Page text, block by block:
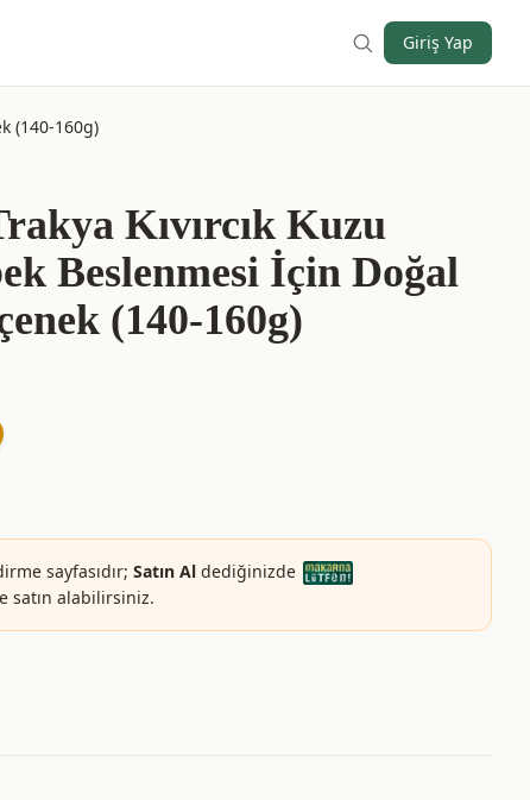
Giriş Yap
(140-160g)
Kıvırcık Kuzu
Beslenmesi İçin Doğal
(140-160g)
sayfasıdır; Satın Al dediğinizde
satın alabilirsiniz.